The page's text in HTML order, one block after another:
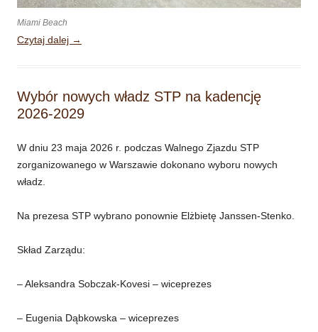
Miami Beach
Czytaj dalej →
Wybór nowych władz STP na kadencję
2026-2029
W dniu 23 maja 2026 r. podczas Walnego Zjazdu STP
zorganizowanego w Warszawie dokonano wyboru nowych
władz.
Na prezesa STP wybrano ponownie Elżbietę Janssen-Stenko.
Skład Zarządu:
– Aleksandra Sobczak-Kovesi – wiceprezes
– Eugenia Dąbkowska – wiceprezes